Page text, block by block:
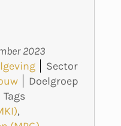
2023
Sector
Doelgroep
Tags
,